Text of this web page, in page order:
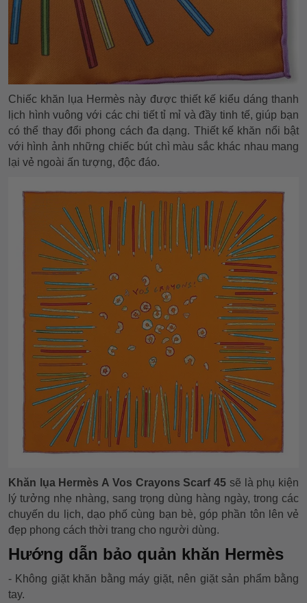
Chiếc khăn lụa Hermès này được thiết kế kiểu dáng thanh
lịch hình vuông với các chi tiết tỉ mỉ và đầy tinh tế, giúp bạn
có thể thay đổi phong cách đa dạng. Thiết kế khăn nổi bật
với hình ảnh những chiếc bút chì màu sắc khác nhau mang
lại vẻ ngoài ấn tượng, độc đáo.
Khăn lụa Hermès A Vos Crayons Scarf 45 sẽ là phụ kiện
lý tưởng nhẹ nhàng, sang trọng dùng hàng ngày, trong các
chuyến du lịch, dạo phố cùng bạn bè, góp phần tôn lên vẻ
đẹp phong cách thời trang cho người dùng.
Hướng dẫn bảo quản khăn Hermès
- Không giặt khăn bằng máy giặt, nên giặt sản phẩm bằng
tay.